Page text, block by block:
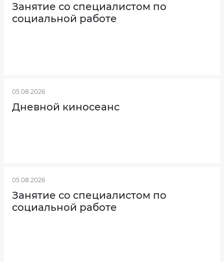
Занятие со специалистом по
социальной работе
05.08.2026
Дневной киносеанс
05.08.2026
Занятие со специалистом по
социальной работе